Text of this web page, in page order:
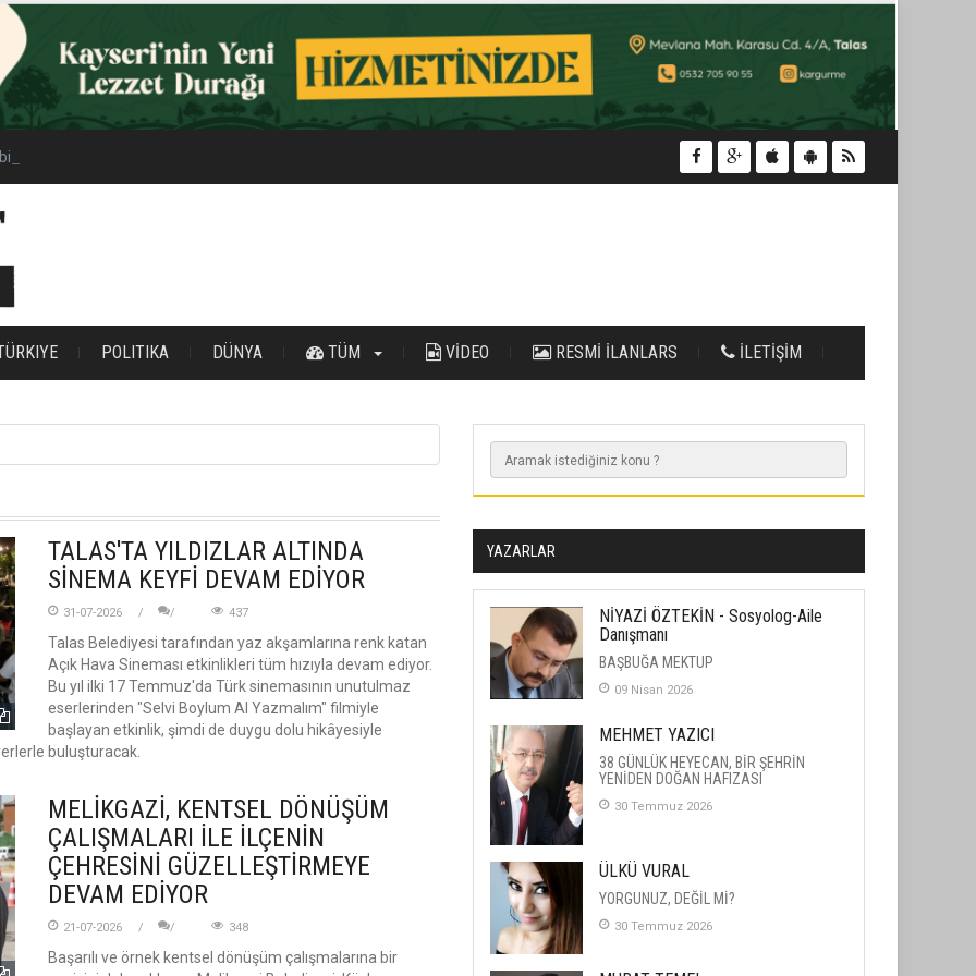
Enerji Hamlesi
POLITIKA DÜNYA TÜM VİDEO RESMİ İLANLARS İLETİŞİM
TALAS'TA YILDIZLAR ALTINDA
SİNEMA KEYFİ DEVAM EDİYOR
31-07-2026 437
Talas Belediyesi tarafından yaz akşamlarına renk katan
Açık Hava Sineması etkinlikleri tüm hızıyla devam ediyor.
Bu yıl ilki 17 Temmuz'da Türk sinemasının unutulmaz
eserlerinden "Selvi Boylum Al Yazmalım" filmiyle
başlayan etkinlik, şimdi de duygu dolu hikâyesiyle
buluşturacak.
MELİKGAZİ, KENTSEL DÖNÜŞÜM
ÇALIŞMALARI İLE İLÇENİN
ÇEHRESİNİ GÜZELLEŞTİRMEYE
DEVAM EDİYOR
21-07-2026 348
Başarılı ve örnek kentsel dönüşüm çalışmalarına bir
YAZARLAR
NİYAZİ ÖZTEKİN - Sosyolog-Aile
Danışmanı
BAŞBUĞA MEKTUP
09 Nisan 2026
MEHMET YAZICI
38 GÜNLÜK HEYECAN, BİR ŞEHRİN
YENİDEN DOĞAN HAFIZASI
30 Temmuz 2026
ÜLKÜ VURAL
YORGUNUZ, DEĞİL Mİ?
30 Temmuz 2026